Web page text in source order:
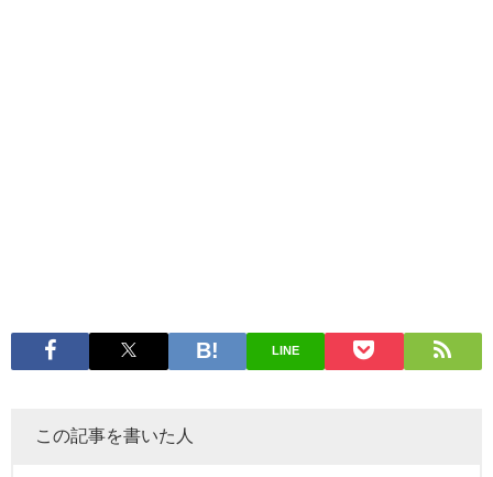
LINE
この記事を書いた人